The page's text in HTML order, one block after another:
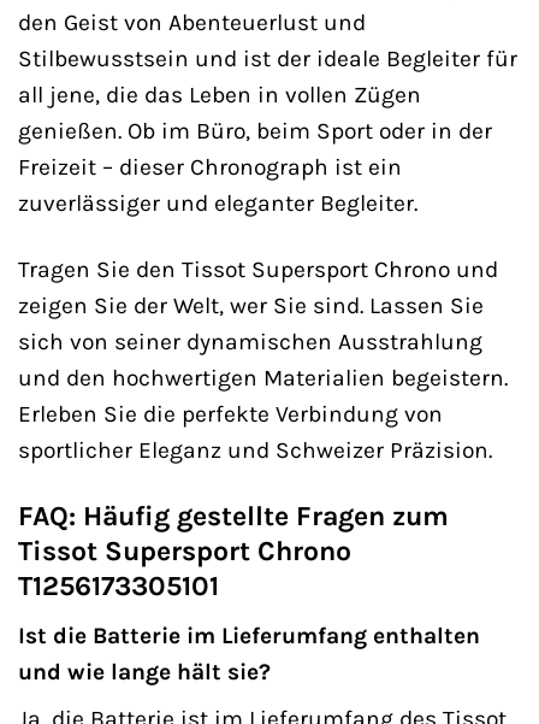
den Geist von Abenteuerlust und
Stilbewusstsein und ist der ideale Begleiter für
all jene, die das Leben in vollen Zügen
genießen. Ob im Büro, beim Sport oder in der
Freizeit – dieser Chronograph ist ein
zuverlässiger und eleganter Begleiter.
Tragen Sie den Tissot Supersport Chrono und
zeigen Sie der Welt, wer Sie sind. Lassen Sie
sich von seiner dynamischen Ausstrahlung
und den hochwertigen Materialien begeistern.
Erleben Sie die perfekte Verbindung von
sportlicher Eleganz und Schweizer Präzision.
FAQ: Häufig gestellte Fragen zum
Tissot Supersport Chrono
T1256173305101
Ist die Batterie im Lieferumfang enthalten
und wie lange hält sie?